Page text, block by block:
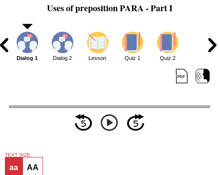
Uses of preposition PARA - Part I
Dialog 1 Dialog 2 Lesson Quiz 1 Quiz 2
TEXT SIZE
aa AA